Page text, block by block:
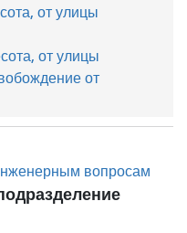
от улицы
от улицы
от
вопросам